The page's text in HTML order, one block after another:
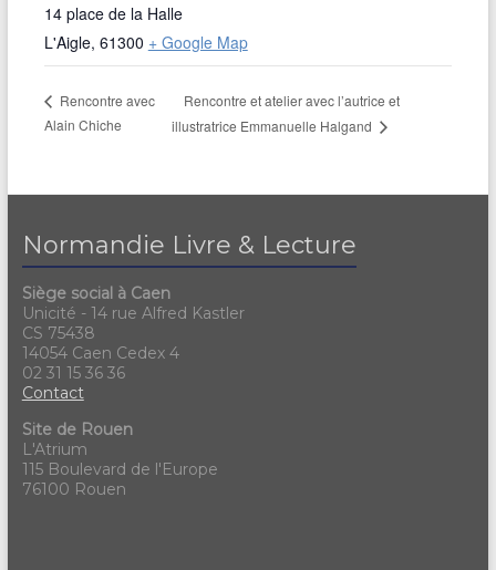
14 place de la Halle
L'Aigle, 61300 + Google Map
Rencontre avec
Alain Chiche
Rencontre et atelier avec l’autrice et
illustratrice Emmanuelle Halgand
Normandie Livre & Lecture
Siège social à Caen
Unicité - 14 rue Alfred Kastler
CS 75438
14054 Caen Cedex 4
02 31 15 36 36
Contact
Site de Rouen
L'Atrium
115 Boulevard de l'Europe
76100 Rouen